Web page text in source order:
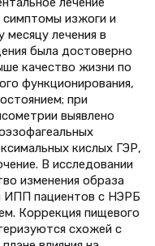
симптомы изжоги и
лечения в
была достоверно
качество жизни по
функционирования,
при
выявлено
кислых ГЭР,
В исследовании
изменения образа
ИПП пациентов с НЭРБ
Коррекция пищевого
схожей с